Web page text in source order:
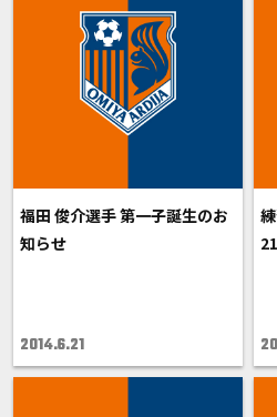
福田 俊介選手 第一子誕生のお
知らせ
2014.6.21